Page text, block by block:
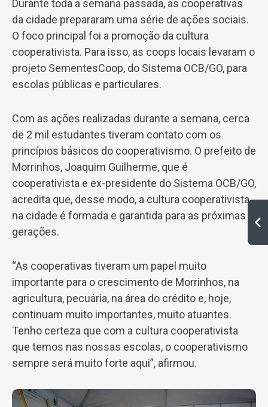
Durante toda a semana passada, as cooperativas
da cidade prepararam uma série de ações sociais.
O foco principal foi a promoção da cultura
cooperativista. Para isso, as coops locais levaram o
projeto SementesCoop, do Sistema OCB/GO, para
escolas públicas e particulares.
Com as ações realizadas durante a semana, cerca
de 2 mil estudantes tiveram contato com os
princípios básicos do cooperativismo. O prefeito de
Morrinhos, Joaquim Guilherme, que é
cooperativista e ex-presidente do Sistema OCB/GO,
acredita que, desse modo, a cultura cooperativista
na cidade é formada e garantida para as próximas
gerações.
“As cooperativas tiveram um papel muito
importante para o crescimento de Morrinhos, na
agricultura, pecuária, na área do crédito e, hoje,
continuam muito importantes, muito atuantes.
Tenho certeza que com a cultura cooperativista
que temos nas nossas escolas, o cooperativismo
sempre será muito forte aqui”, afirmou.